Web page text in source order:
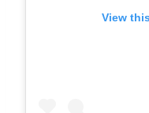
View